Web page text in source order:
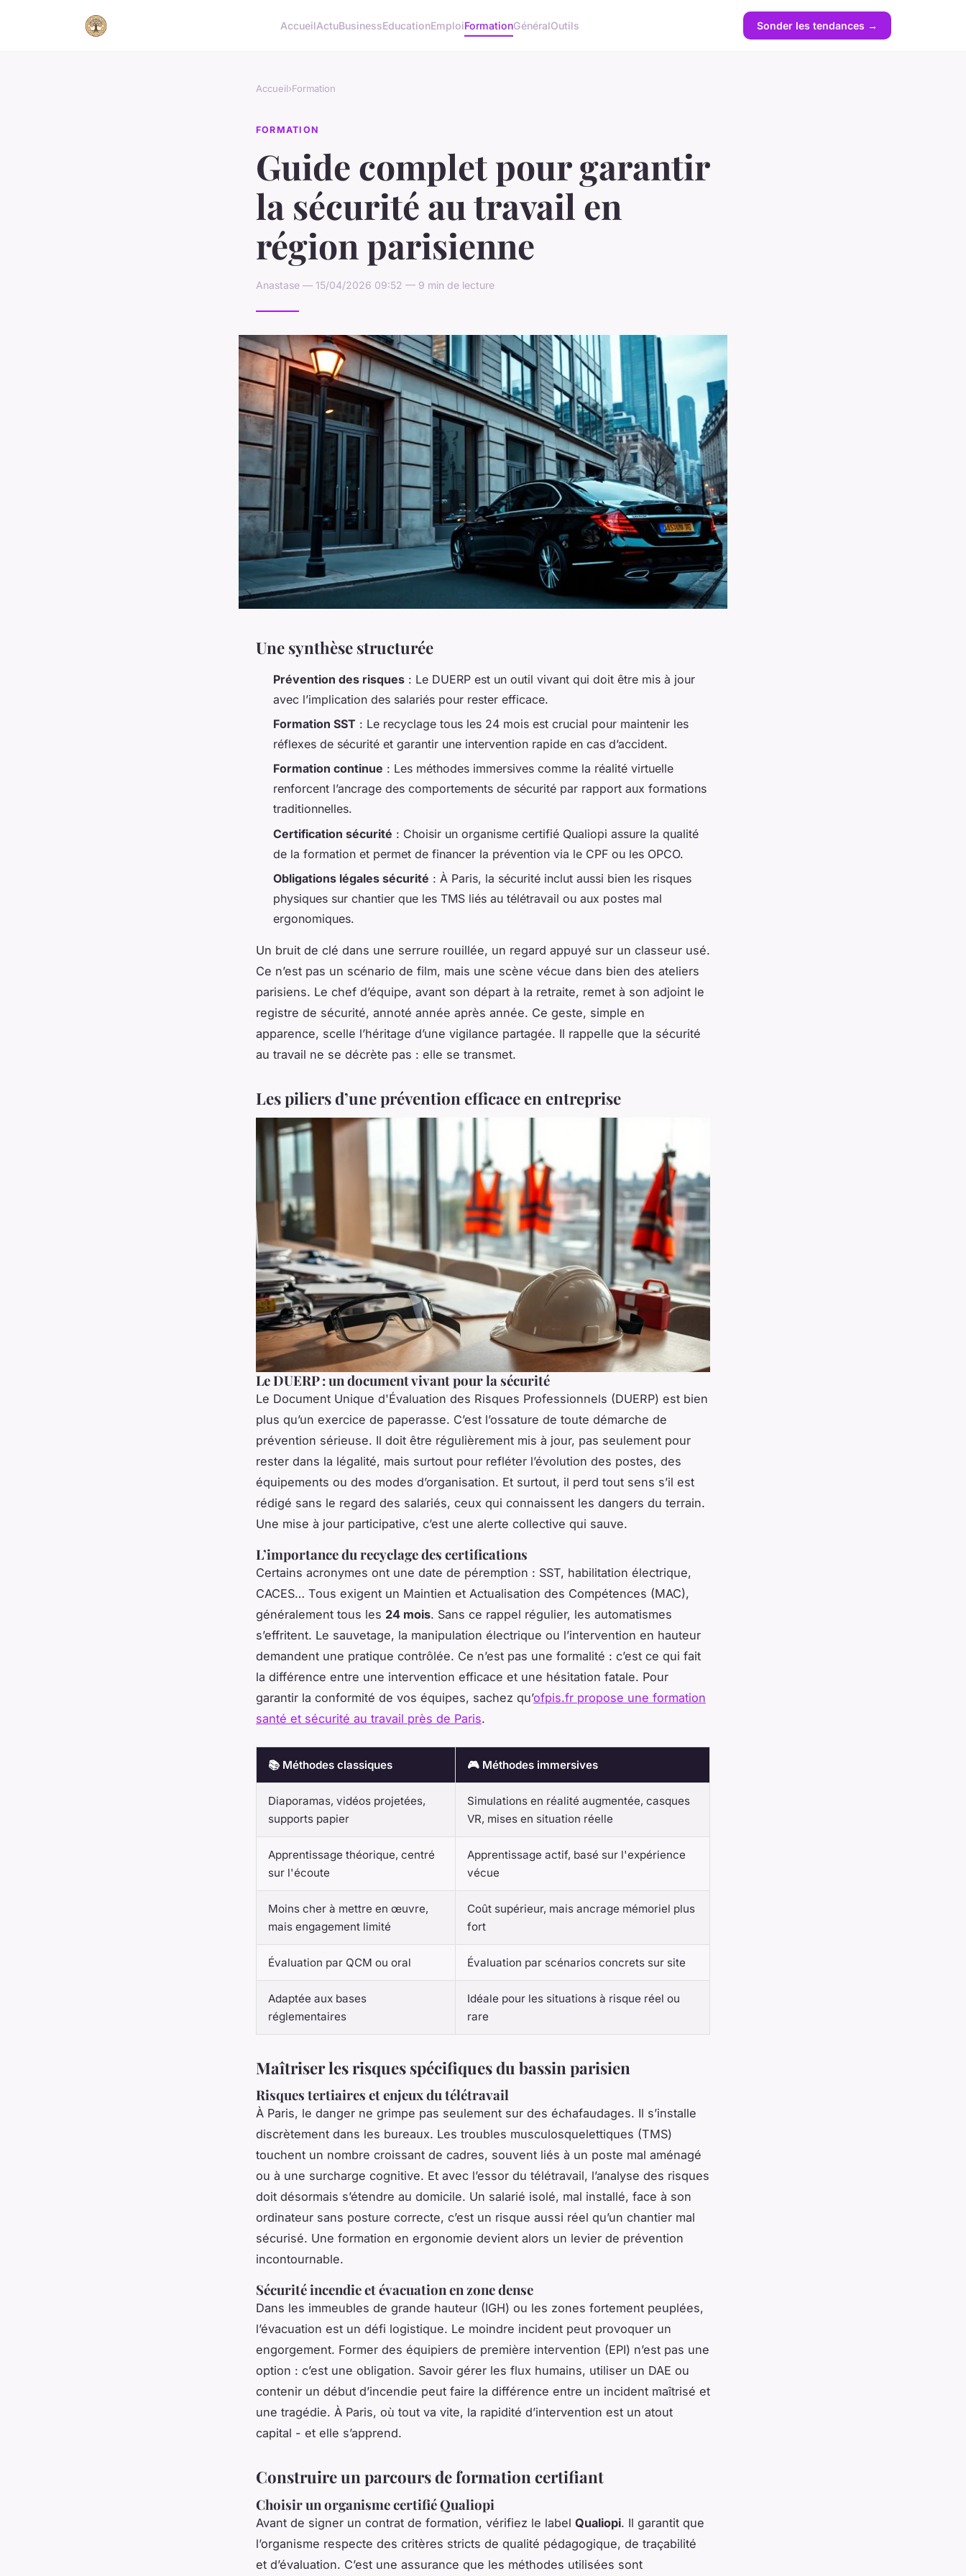
AccueilActuBusinessEducationEmploiFormationGénéralOutils Sonder les tendances →
Accueil›Formation
FORMATION
Guide complet pour garantir
la sécurité au travail en
région parisienne
Anastase — 15/04/2026 09:52 — 9 min de lecture
Une synthèse structurée
Prévention des risques : Le DUERP est un outil vivant qui doit être mis à jour
avec l’implication des salariés pour rester efficace.
Formation SST : Le recyclage tous les 24 mois est crucial pour maintenir les
réflexes de sécurité et garantir une intervention rapide en cas d’accident.
Formation continue : Les méthodes immersives comme la réalité virtuelle
renforcent l’ancrage des comportements de sécurité par rapport aux formations
traditionnelles.
Certification sécurité : Choisir un organisme certifié Qualiopi assure la qualité
de la formation et permet de financer la prévention via le CPF ou les OPCO.
Obligations légales sécurité : À Paris, la sécurité inclut aussi bien les risques
physiques sur chantier que les TMS liés au télétravail ou aux postes mal
ergonomiques.
Un bruit de clé dans une serrure rouillée, un regard appuyé sur un classeur usé.
Ce n’est pas un scénario de film, mais une scène vécue dans bien des ateliers
parisiens. Le chef d’équipe, avant son départ à la retraite, remet à son adjoint le
registre de sécurité, annoté année après année. Ce geste, simple en
apparence, scelle l’héritage d’une vigilance partagée. Il rappelle que la sécurité
au travail ne se décrète pas : elle se transmet.
Les piliers d’une prévention efficace en entreprise
Le DUERP : un document vivant pour la sécurité
Le Document Unique d'Évaluation des Risques Professionnels (DUERP) est bien
plus qu’un exercice de paperasse. C’est l’ossature de toute démarche de
prévention sérieuse. Il doit être régulièrement mis à jour, pas seulement pour
rester dans la légalité, mais surtout pour refléter l’évolution des postes, des
équipements ou des modes d’organisation. Et surtout, il perd tout sens s’il est
rédigé sans le regard des salariés, ceux qui connaissent les dangers du terrain.
Une mise à jour participative, c’est une alerte collective qui sauve.
L’importance du recyclage des certifications
Certains acronymes ont une date de péremption : SST, habilitation électrique,
CACES… Tous exigent un Maintien et Actualisation des Compétences (MAC),
généralement tous les 24 mois. Sans ce rappel régulier, les automatismes
s’effritent. Le sauvetage, la manipulation électrique ou l’intervention en hauteur
demandent une pratique contrôlée. Ce n’est pas une formalité : c’est ce qui fait
la différence entre une intervention efficace et une hésitation fatale. Pour
garantir la conformité de vos équipes, sachez qu’ofpis.fr propose une formation
santé et sécurité au travail près de Paris.
📚 Méthodes classiques 🎮 Méthodes immersives
Diaporamas, vidéos projetées,
supports papier
Simulations en réalité augmentée, casques
VR, mises en situation réelle
Apprentissage théorique, centré
sur l'écoute
Apprentissage actif, basé sur l'expérience
vécue
Moins cher à mettre en œuvre,
mais engagement limité
Coût supérieur, mais ancrage mémoriel plus
fort
Évaluation par QCM ou oral Évaluation par scénarios concrets sur site
Adaptée aux bases
réglementaires
Idéale pour les situations à risque réel ou
rare
Maîtriser les risques spécifiques du bassin parisien
Risques tertiaires et enjeux du télétravail
À Paris, le danger ne grimpe pas seulement sur des échafaudages. Il s’installe
discrètement dans les bureaux. Les troubles musculosquelettiques (TMS)
touchent un nombre croissant de cadres, souvent liés à un poste mal aménagé
ou à une surcharge cognitive. Et avec l’essor du télétravail, l’analyse des risques
doit désormais s’étendre au domicile. Un salarié isolé, mal installé, face à son
ordinateur sans posture correcte, c’est un risque aussi réel qu’un chantier mal
sécurisé. Une formation en ergonomie devient alors un levier de prévention
incontournable.
Sécurité incendie et évacuation en zone dense
Dans les immeubles de grande hauteur (IGH) ou les zones fortement peuplées,
l’évacuation est un défi logistique. Le moindre incident peut provoquer un
engorgement. Former des équipiers de première intervention (EPI) n’est pas une
option : c’est une obligation. Savoir gérer les flux humains, utiliser un DAE ou
contenir un début d’incendie peut faire la différence entre un incident maîtrisé et
une tragédie. À Paris, où tout va vite, la rapidité d’intervention est un atout
capital - et elle s’apprend.
Construire un parcours de formation certifiant
Choisir un organisme certifié Qualiopi
Avant de signer un contrat de formation, vérifiez le label Qualiopi. Il garantit que
l’organisme respecte des critères stricts de qualité pédagogique, de traçabilité
et d’évaluation. C’est une assurance que les méthodes utilisées sont